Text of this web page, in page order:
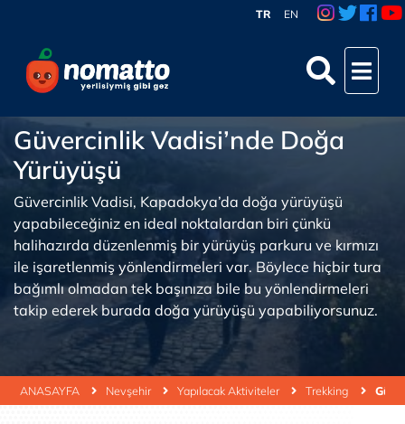
TR EN
ANASAYFA Nevşehir Yapılacak Aktiviteler Trekking
Güvercinlik Vadisi’nde Doğa
Yürüyüşü
Güvercinlik Vadisi, Kapadokya’da doğa yürüyüşü
yapabileceğiniz en ideal noktalardan biri çünkü
halihazırda düzenlenmiş bir yürüyüş parkuru ve kırmızı
ile işaretlenmiş yönlendirmeleri var. Böylece hiçbir tura
bağımlı olmadan tek başınıza bile bu yönlendirmeleri
takip ederek burada doğa yürüyüşü yapabiliyorsunuz.